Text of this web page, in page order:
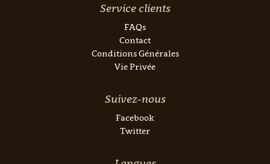
Service clients
FAQs
Contact
Conditions Générales
Vie Privée
Suivez-nous
Facebook
Twitter